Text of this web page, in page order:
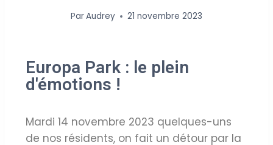
ParAudrey 21 novembre 2023
Europa Park : le plein
d'émotions !
Mardi 14 novembre 2023 quelques-uns
de nos résidents, on fait un détour par la